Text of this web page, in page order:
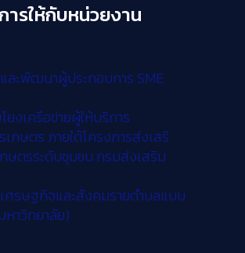
ารให้กับหน่วยงาน
ละพัฒนาผู้ประกอบการ SME
ยงเครือข่ายผู้ให้บริการ
กษตร ภายใต้โครงการส่งเสริ
ษตรระดับชุมชน กรมส่งเสริม
ศรษฐกิจและสังคมรายตำบลแบบ
หาวิทยาลัย)